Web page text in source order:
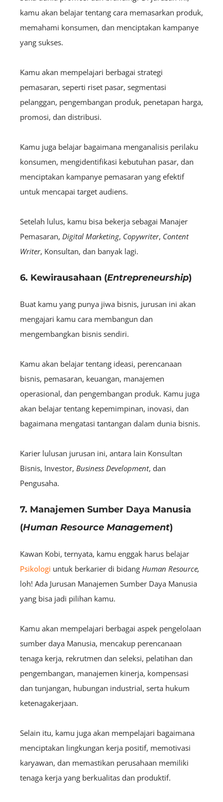
kamu akan belajar tentang cara memasarkan produk,
memahami konsumen, dan menciptakan kampanye
yang sukses.
Kamu akan mempelajari berbagai strategi
pemasaran, seperti riset pasar, segmentasi
pelanggan, pengembangan produk, penetapan harga,
promosi, dan distribusi.
Kamu juga belajar bagaimana menganalisis perilaku
konsumen, mengidentifikasi kebutuhan pasar, dan
menciptakan kampanye pemasaran yang efektif
untuk mencapai target audiens.
Setelah lulus, kamu bisa bekerja sebagai Manajer
Pemasaran, Digital Marketing, Copywriter, Content
Writer, Konsultan, dan banyak lagi.
6. Kewirausahaan (Entrepreneurship)
Buat kamu yang punya jiwa bisnis, jurusan ini akan
mengajari kamu cara membangun dan
mengembangkan bisnis sendiri.
Kamu akan belajar tentang ideasi, perencanaan
bisnis, pemasaran, keuangan, manajemen
operasional, dan pengembangan produk. Kamu juga
akan belajar tentang kepemimpinan, inovasi, dan
bagaimana mengatasi tantangan dalam dunia bisnis.
Karier lulusan jurusan ini, antara lain Konsultan
Bisnis, Investor, Business Development, dan
Pengusaha.
7. Manajemen Sumber Daya Manusia
(Human Resource Management)
Kawan Kobi, ternyata, kamu enggak harus belajar
Psikologi untuk berkarier di bidang Human Resource,
loh! Ada Jurusan Manajemen Sumber Daya Manusia
yang bisa jadi pilihan kamu.
Kamu akan mempelajari berbagai aspek pengelolaan
sumber daya Manusia, mencakup perencanaan
tenaga kerja, rekrutmen dan seleksi, pelatihan dan
pengembangan, manajemen kinerja, kompensasi
dan tunjangan, hubungan industrial, serta hukum
ketenagakerjaan.
Selain itu, kamu juga akan mempelajari bagaimana
menciptakan lingkungan kerja positif, memotivasi
karyawan, dan memastikan perusahaan memiliki
tenaga kerja yang berkualitas dan produktif.